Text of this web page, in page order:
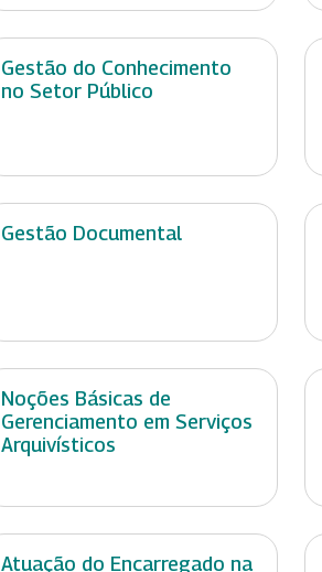
Gestão do Conhecimento
no Setor Público
Gestão Documental
Noções Básicas de
Gerenciamento em Serviços
Arquivísticos
Atuação do Encarregado na